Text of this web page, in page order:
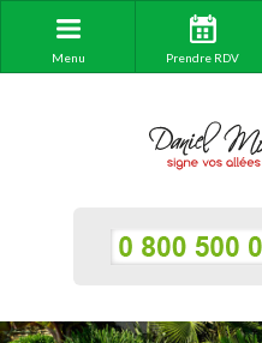
Menu Prendre RDV